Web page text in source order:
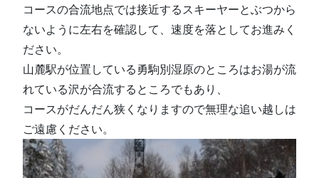
コースの合流地点では接近するスキーヤーとぶつから
ないように左右を確認して、速度を落としてお進みく
ださい。
山麓駅が位置している勇駒別湿原のところはお湯が流
れている沢が合流するところでもあり、
コースがだんだん狭くなりますので無理な追い越しは
ご遠慮ください。